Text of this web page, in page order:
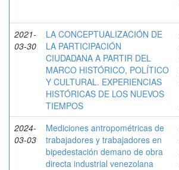
2021-
03-30
LA CONCEPTUALIZACIÓN DE
LA PARTICIPACIÓN
CIUDADANA A PARTIR DEL
MARCO HISTÓRICO, POLÍTICO
Y CULTURAL. EXPERIENCIAS
HISTÓRICAS DE LOS NUEVOS
TIEMPOS
2024-
03-03
Mediciones antropométricas de
trabajadores y trabajadores en
bipedestación demano de obra
directa industrial venezolana